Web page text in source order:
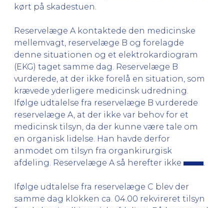
kørt på skadestuen.
Reservelæge A kontaktede den medicinske
mellemvagt, reservelæge B og forelagde
denne situationen og et elektrokardiogram
(EKG) taget samme dag. Reservelæge B
vurderede, at der ikke forelå en situation, som
krævede yderligere medicinsk udredning.
Ifølge udtalelse fra reservelæge B vurderede
reservelæge A, at der ikke var behov for et
medicinsk tilsyn, da der kunne være tale om
en organisk lidelse. Han havde derfor
anmodet om tilsyn fra organkirurgisk
afdeling. Reservelæge A så herefter ikke
Ifølge udtalelse fra reservelæge C blev der
samme dag klokken ca. 04.00 rekvireret tilsyn